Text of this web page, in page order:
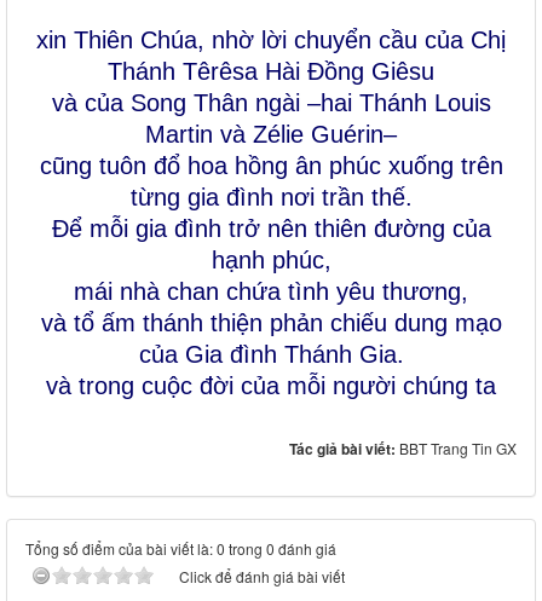
xin Thiên Chúa, nhờ lời chuyển cầu của Chị
Thánh Têrêsa Hài Đồng Giêsu
và của Song Thân ngài –hai Thánh Louis
Martin và Zélie Guérin–
cũng tuôn đổ hoa hồng ân phúc xuống trên
từng gia đình nơi trần thế.
Để mỗi gia đình trở nên thiên đường của
hạnh phúc,
mái nhà chan chứa tình yêu thương,
và tổ ấm thánh thiện phản chiếu dung mạo
của Gia đình Thánh Gia.
và trong cuộc đời của mỗi người chúng ta
Tác giả bài viết: BBT Trang Tin GX
Tổng số điểm của bài viết là: 0 trong 0 đánh giá
Click để đánh giá bài viết